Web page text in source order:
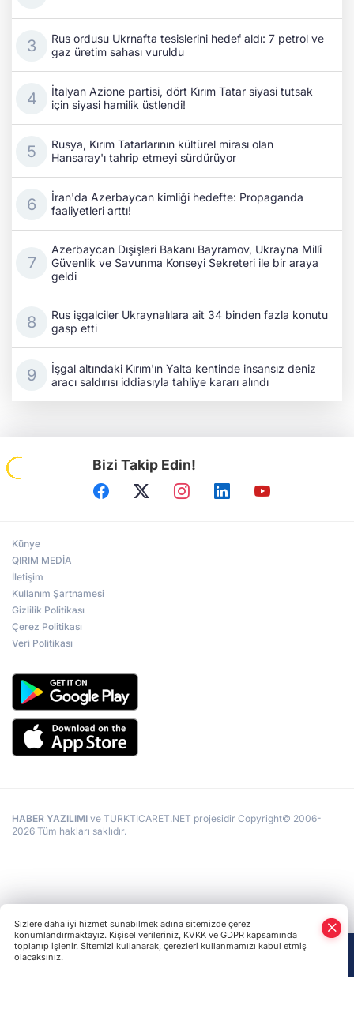
Rus ordusu Ukrnafta tesislerini hedef aldı: 7 petrol ve
gaz üretim sahası vuruldu
İtalyan Azione partisi, dört Kırım Tatar siyasi tutsak
için siyasi hamilik üstlendi!
Rusya, Kırım Tatarlarının kültürel mirası olan
Hansaray'ı tahrip etmeyi sürdürüyor
İran'da Azerbaycan kimliği hedefte: Propaganda
faaliyetleri arttı!
Azerbaycan Dışişleri Bakanı Bayramov, Ukrayna Millî
Güvenlik ve Savunma Konseyi Sekreteri ile bir araya
geldi
Rus işgalciler Ukraynalılara ait 34 binden fazla konutu
gasp etti
İşgal altındaki Kırım'ın Yalta kentinde insansız deniz
aracı saldırısı iddiasıyla tahliye kararı alındı
Bizi Takip Edin!
Künye
QIRIM MEDİA
İletişim
Kullanım Şartnamesi
Gizlilik Politikası
Çerez Politikası
Veri Politikası
HABER YAZILIMI ve TURKTICARET.NET projesidir Copyright© 2006-
2026 Tüm hakları saklıdır.
Sizlere daha iyi hizmet sunabilmek adına sitemizde çerez
konumlandırmaktayız. Kişisel verileriniz, KVKK ve GDPR kapsamında
toplanıp işlenir. Sitemizi kullanarak, çerezleri kullanmamızı kabul etmiş
olacaksınız.